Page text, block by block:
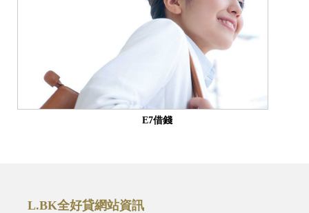
E7借錢
L.BK全好貸網站資訊